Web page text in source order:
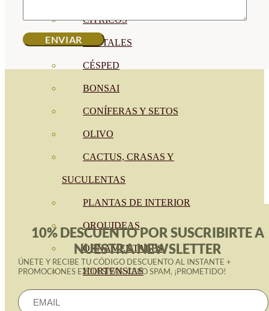
CÍTRICOS
FRUTALES
CÉSPED
BONSAI
CONÍFERAS Y SETOS
OLIVO
CACTUS, CRASAS Y
SUCULENTAS
PLANTAS DE INTERIOR
ORQUIDEAS
ORNAMENTALES
HORTENSIAS
10% DESCUENTO POR SUSCRIBIRTE A
NUESTRA NEWSLETTER
ÚNETE Y RECIBE TU CÓDIGO DESCUENTO AL INSTANTE +
PROMOCIONES EXCLUSIVAS. CERO SPAM, ¡PROMETIDO!